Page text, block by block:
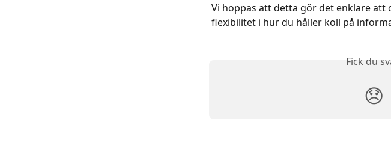
Vi hoppas att detta gör det enklare
flexibilitet i hur du håller koll på
Fick du
😞